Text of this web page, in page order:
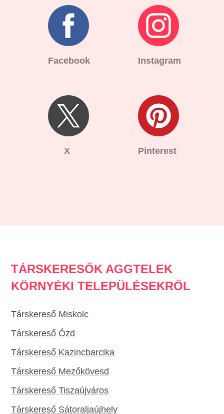
Facebook Instagram
X Pinterest
TÁRSKERESŐK AGGTELEK
KÖRNYÉKI TELEPÜLÉSEKRŐL
Társkereső Miskolc
Társkereső Ózd
Társkereső Kazincbarcika
Társkereső Mezőkövesd
Társkereső Tiszaújváros
Társkereső Sátoraljaújhely